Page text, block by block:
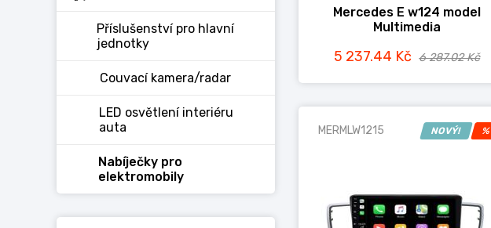
Příslušenství pro hlavní
jednotky
Couvací kamera/radar
LED osvětlení interiéru
auta
Nabíječky pro
elektromobily
Mercedes E w124 model
Multimedia
5 237.44 Kč 6 287.02 Kč
NOVÝ! %
MERMLW1215